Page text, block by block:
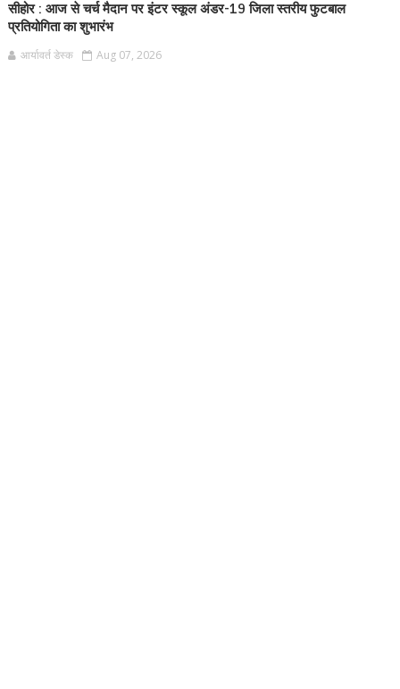
सीहोर : आज से चर्च मैदान पर इंटर स्कूल अंडर-19 जिला स्तरीय फुटबाल
प्रतियोगिता का शुभारंभ
आर्यावर्त डेस्क Aug 07, 2026